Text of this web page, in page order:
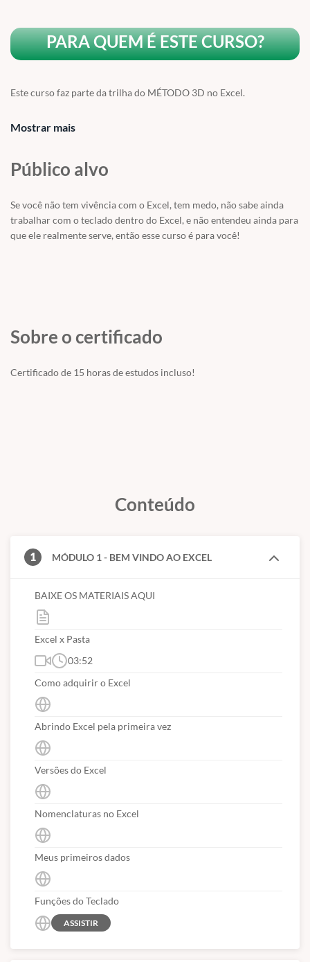
PARA QUEM É ESTE CURSO?
Este curso faz parte da trilha do MÉTODO 3D no Excel.
E definitivamente, você vai se apaixonar pelo Excel depois desse
curso!
Mostrar mais
Público alvo
Se você não tem vivência com o Excel, tem medo, não sabe ainda
trabalhar com o teclado dentro do Excel, e não entendeu ainda para
que ele realmente serve, então esse curso é para você!
Sobre o certificado
Certificado de 15 horas de estudos incluso!
Conteúdo
1 MÓDULO 1 - BEM VINDO AO EXCEL
BAIXE OS MATERIAIS AQUI
Excel x Pasta
03:52
Como adquirir o Excel
Abrindo Excel pela primeira vez
Versões do Excel
Nomenclaturas no Excel
Meus primeiros dados
Funções do Teclado
ASSISTIR